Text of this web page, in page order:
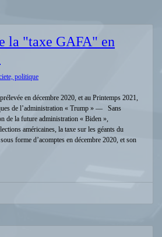
la "taxe GAFA" en
politique
en décembre 2020, et au Printemps 2021,
de l’administration « Trump » — Sans
de la future administration « Biden »,
américaines, la taxe sur les géants du
forme d’acomptes en décembre 2020, et son